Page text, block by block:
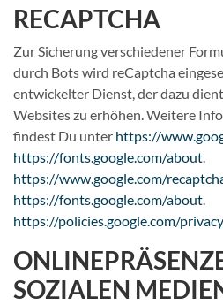
RECAPTCHA
Zur Sicherung verschiedener
durch Bots wird reCaptcha
entwickelter Dienst, der dazu
Websites zu erhöhen. Weitere
findest Du unter https://
https://fonts.google.com/about.
https://www.google.com/
https://fonts.google.com/about.
https://policies.google.com/privacy
SOZIALEN